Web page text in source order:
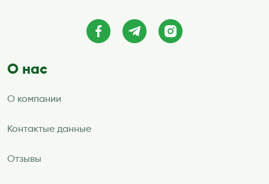
О нас
О компании
Контактые данные
Отзывы